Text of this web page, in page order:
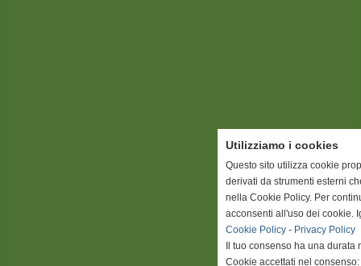
Utilizziamo i cookies
Questo sito utilizza cookie
derivati da strumenti esterni
nella Cookie Policy. Per
acconsenti all'uso dei cookie.
Cookie Policy - Privacy Policy
Il tuo consenso ha una durata
Cookie accettati nel